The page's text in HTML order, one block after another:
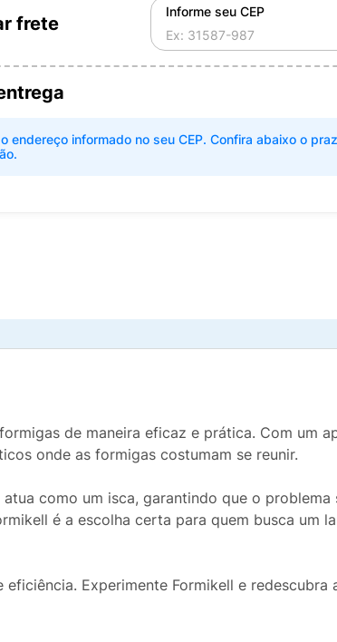
frete
Informe seu CEP
endereço informado no seu CEP. Confira abaixo o
de maneira eficaz e prática. Com um
onde as formigas costumam se reunir.
como um isca, garantindo que o problema
é a escolha certa para quem busca um
Experimente Formikell e redescubra